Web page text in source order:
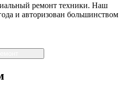
ремонт техники. Наш
и авторизован большинством